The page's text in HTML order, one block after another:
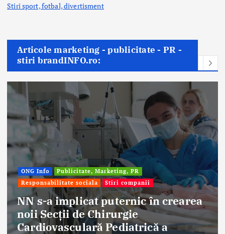
Stiri sport, fotbal,divertisment
Articole marketing - publicitate - PR -
stiri brandINFO.ro:
Afaceri & Economie
Publicitate, Marketing, PR
Stiri companii
Eternal Beauty, fondată la
aniversat 30 de ani în industria